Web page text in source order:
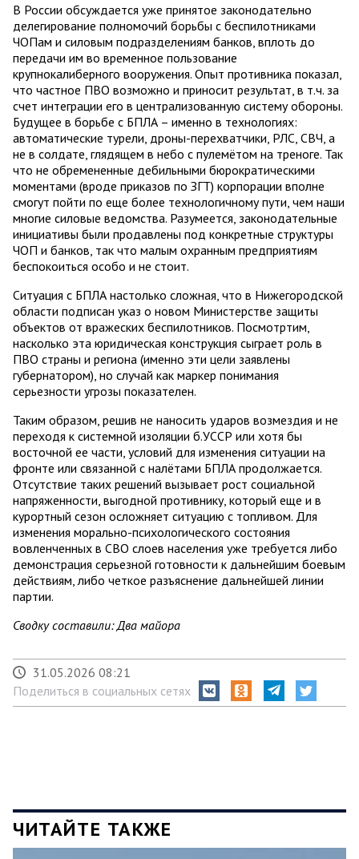
В России обсуждается уже принятое законодательно
делегирование полномочий борьбы с беспилотниками
ЧОПам и силовым подразделениям банков, вплоть до
передачи им во временное пользование
крупнокалиберного вооружения. Опыт противника показал,
что частное ПВО возможно и приносит результат, в т.ч. за
счет интеграции его в централизованную систему обороны.
Будущее в борьбе с БПЛА – именно в технологиях:
автоматические турели, дроны-перехватчики, РЛС, СВЧ, а
не в солдате, глядящем в небо с пулемётом на треноге. Так
что не обремененные дебильными бюрократическими
моментами (вроде приказов по ЗГТ) корпорации вполне
смогут пойти по еще более технологичному пути, чем наши
многие силовые ведомства. Разумеется, законодательные
инициативы были продавлены под конкретные структуры
ЧОП и банков, так что малым охранным предприятиям
беспокоиться особо и не стоит.
Ситуация с БПЛА настолько сложная, что в Нижегородской
области подписан указ о новом Министерстве защиты
объектов от вражеских беспилотников. Посмотртим,
насколько эта юридическая конструкция сыграет роль в
ПВО страны и региона (именно эти цели заявлены
губернатором), но случай как маркер понимания
серьезности угрозы показателен.
Таким образом, решив не наносить ударов возмездия и не
переходя к системной изоляции б.УССР или хотя бы
восточной ее части, условий для изменения ситуации на
фронте или связанной с налётами БПЛА продолжается.
Отсутствие таких решений вызывает рост социальной
напряженности, выгодной противнику, который еще и в
курортный сезон осложняет ситуацию с топливом. Для
изменения морально-психологического состояния
вовленченных в СВО слоев населения уже требуется либо
демонстрация серьезной готовности к дальнейшим боевым
действиям, либо четкое разъяснение дальнейшей линии
партии.
Сводку составили: Два майора
31.05.2026 08:21
Поделиться в социальных сетях
ЧИТАЙТЕ ТАКЖЕ